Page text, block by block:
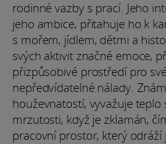
rodinné vazby s prací. Jeho
jeho ambice, přitahuje ho k
s mořem, jídlem, dětmi a
svých aktivit značné emoce,
přizpůsobivé prostředí pro
nepředvídatelné nálady.
houževnatostí, vyvažuje teplo
mrzutosti, když je zklamán,
pracovní prostor, který